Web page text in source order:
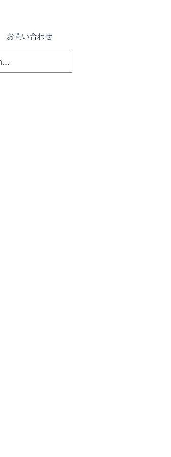
お問い合わせ